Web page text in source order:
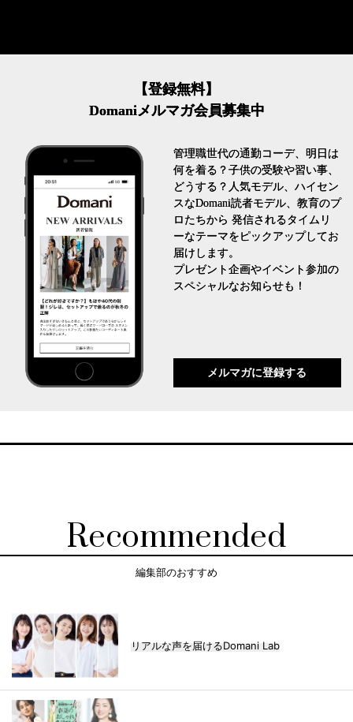
【登録無料】
Domaniメルマガ会員募集中
管理職世代の通勤コーデ、明日は
何を着る？子供の受験や習い事、
どうする？人気モデル、ハイセン
スなDomani読者モデル、教育のプ
ロたちから 発信されるタイムリ
ーなテーマをピックアップしてお
届けします。
プレゼント企画やイベント参加の
スペシャルなお知らせも！
メルマガに登録する
Recommended
編集部のおすすめ
リアルな声を届けるDomani Lab